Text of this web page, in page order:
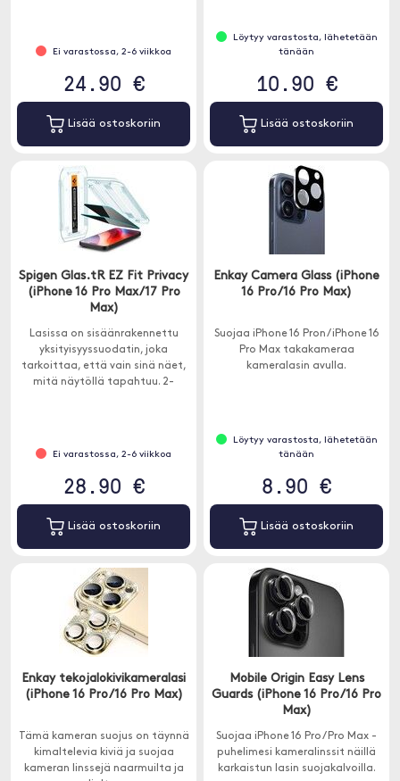
Ei varastossa, 2-6 viikkoa
24.90 €
Lisää ostoskoriin
Löytyy varastosta, lähetetään
tänään
10.90 €
Lisää ostoskoriin
Spigen Glas.tR EZ Fit Privacy
(iPhone 16 Pro Max/17 Pro
Max)
Lasissa on sisäänrakennettu
yksityisyyssuodatin, joka
tarkoittaa, että vain sinä näet,
mitä näytöllä tapahtuu. 2-
Ei varastossa, 2-6 viikkoa
28.90 €
Lisää ostoskoriin
Enkay Camera Glass (iPhone
16 Pro/16 Pro Max)
Suojaa iPhone 16 Pron / iPhone 16
Pro Max takakameraa
kameralasin avulla.
Löytyy varastosta, lähetetään
tänään
8.90 €
Lisää ostoskoriin
Enkay tekojalokivikameralasi
(iPhone 16 Pro/16 Pro Max)
Tämä kameran suojus on täynnä
kimaltelevia kiviä ja suojaa
kameran linssejä naarmuilta ja
Mobile Origin Easy Lens
Guards (iPhone 16 Pro/16 Pro
Max)
Suojaa iPhone 16 Pro/ Pro Max -
puhelimesi kameralinssit näillä
karkaistun lasin suojakalvoilla.